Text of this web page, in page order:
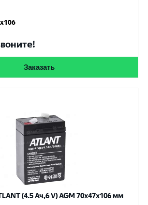
Заказать
(4.5 Ач,6 V) AGM 70x47x106 мм